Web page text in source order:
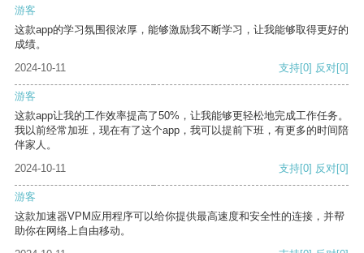
游客
这款app的学习氛围很浓厚，能够激励我不断学习，让我能够取得更好的
成绩。
2024-10-11
支持[0] 反对[0]
游客
这款app让我的工作效率提高了50%，让我能够更轻松地完成工作任务。
我以前经常加班，现在有了这个app，我可以提前下班，有更多的时间陪
伴家人。
2024-10-11
支持[0] 反对[0]
游客
这款加速器VPM应用程序可以给你提供最高速度和安全性的连接，并帮
助你在网络上自由移动。